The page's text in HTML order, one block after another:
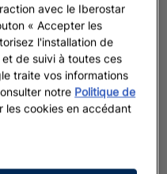
avec le Iberostar
« Accepter les
l'installation de
de suivi à toutes ces
traite vos informations
notre Politique de
les cookies en accédant